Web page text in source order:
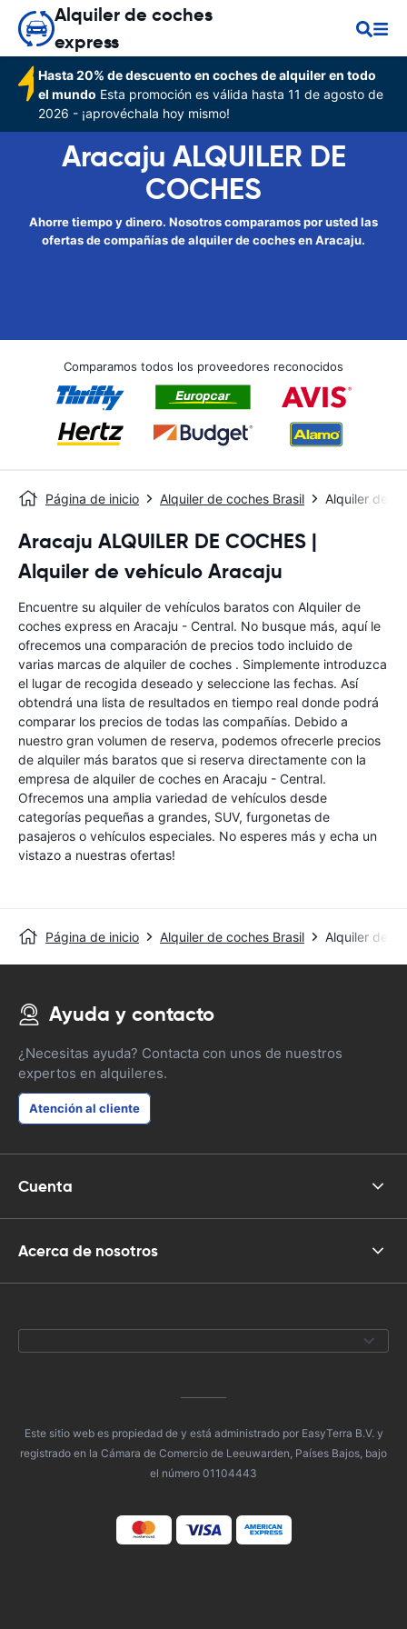
Alquiler de coches
express
Hasta 20% de descuento en coches de alquiler en todo
el mundo Esta promoción es válida hasta 11 de agosto de
2026 - ¡aprovéchala hoy mismo!
Aracaju ALQUILER DE
COCHES
Ahorre tiempo y dinero. Nosotros comparamos por usted las
ofertas de compañías de alquiler de coches en Aracaju.
Comparamos todos los proveedores reconocidos
Página de inicio Alquiler de coches Brasil Alquiler de
Aracaju ALQUILER DE COCHES |
Alquiler de vehículo Aracaju
Encuentre su alquiler de vehículos baratos con Alquiler de
coches express en Aracaju - Central. No busque más, aquí le
ofrecemos una comparación de precios todo incluido de
varias marcas de alquiler de coches . Simplemente introduzca
el lugar de recogida deseado y seleccione las fechas. Así
obtendrá una lista de resultados en tiempo real donde podrá
comparar los precios de todas las compañías. Debido a
nuestro gran volumen de reserva, podemos ofrecerle precios
de alquiler más baratos que si reserva directamente con la
empresa de alquiler de coches en Aracaju - Central.
Ofrecemos una amplia variedad de vehículos desde
categorías pequeñas a grandes, SUV, furgonetas de
pasajeros o vehículos especiales. No esperes más y echa un
vistazo a nuestras ofertas!
Página de inicio Alquiler de coches Brasil Alquiler de
Ayuda y contacto
¿Necesitas ayuda? Contacta con unos de nuestros
expertos en alquileres.
Atención al cliente
Cuenta
Acerca de nosotros
Este sitio web es propiedad de y está administrado por EasyTerra B.V. y
registrado en la Cámara de Comercio de Leeuwarden, Países Bajos, bajo
el número 01104443